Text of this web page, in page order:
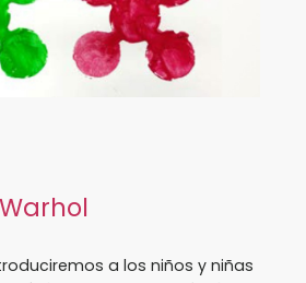
a los niños y niñas